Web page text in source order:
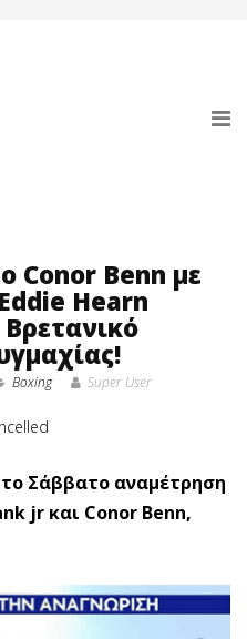
Conor Benn με
Hearn
Boxing Super User
Σάββατο αναμέτρηση
jr και Conor Benn,